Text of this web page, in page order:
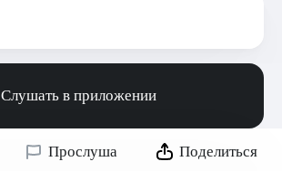
Слушать в приложении
Прослушано Поделиться